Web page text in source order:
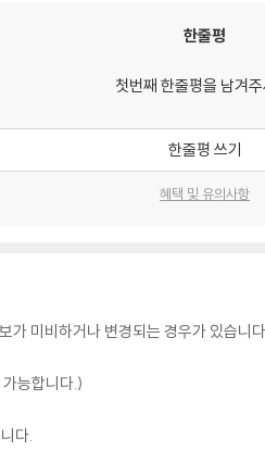
한줄평
첫번째 한줄평을 남겨
한줄평 쓰기
혜택 및 유의사항
미비하거나 변경되는 경우가 있습니
능합니다.)
다.